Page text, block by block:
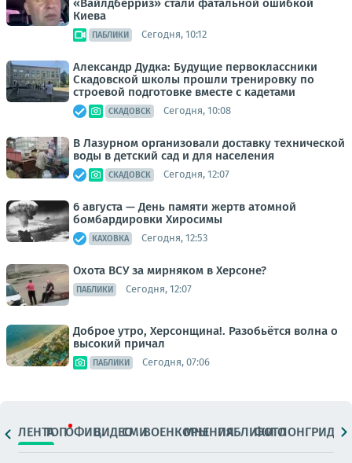
«Вайлдберриз» стали фатальной ошибкой
Киева
ПАБЛИКИ Сегодня, 10:12
Александр Дудка: Будущие первоклассники
Скадовской школы прошли тренировку по
строевой подготовке вместе с кадетами
СКАДОВСК Сегодня, 10:08
В Лазурном организовали доставку технической
воды в детский сад и для населения
СКАДОВСК Сегодня, 12:07
6 августа — День памяти жертв атомной
бомбардировки Хиросимы
КАХОВКА Сегодня, 12:53
Охота ВСУ за мирняком в Херсоне?
ПАБЛИКИ Сегодня, 12:07
Доброе утро, Херсонщина!. Разобьётся волна о
высокий причал
ПАБЛИКИ Сегодня, 07:06
ЛЕНТАТОПОФИЦ.ВИДЕОСМИВОЕНКОРЫМНЕНИЯПАБЛИКИ
ФОТОЛОНГРИДЫ